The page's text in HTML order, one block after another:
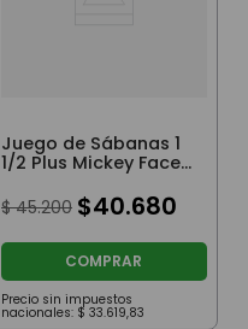
Juego de Sábanas 1
1/2 Plus Mickey Faces
$ 45.200 $40.680
COMPRAR
Precio sin impuestos
nacionales: $ 33.619,83